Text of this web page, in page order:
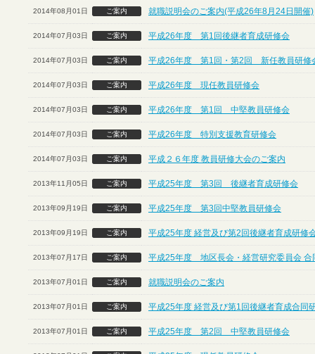
2014年08月01日 ご案内 就職説明会のご案内(平成26年8月24日開催)
2014年07月03日 ご案内 平成26年度 第1回後継者育成研修会
2014年07月03日 ご案内 平成26年度 第1回・第2回 新任教員研修
2014年07月03日 ご案内 平成26年度 現任教員研修会
2014年07月03日 ご案内 平成26年度 第1回 中堅教員研修会
2014年07月03日 ご案内 平成26年度 特別支援教育研修会
2014年07月03日 ご案内 平成２６年度 教員研修大会のご案内
2013年11月05日 ご案内 平成25年度 第3回 後継者育成研修会
2013年09月19日 ご案内 平成25年度 第3回中堅教員研修会
2013年09月19日 ご案内 平成25年度 経営及び第2回後継者育成研修
2013年07月17日 ご案内 平成25年度 地区長会・経営研究委員会 合
2013年07月01日 ご案内 就職説明会のご案内
2013年07月01日 ご案内 平成25年度 経営及び第1回後継者育成合同
2013年07月01日 ご案内 平成25年度 第2回 中堅教員研修会